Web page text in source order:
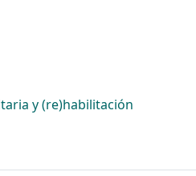
y (re)habilitación